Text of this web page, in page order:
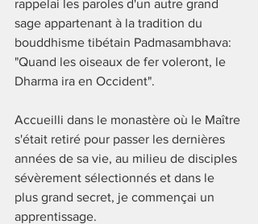
rappelai les paroles d'un autre grand
sage appartenant à la tradition du
bouddhisme tibétain Padmasambhava:
"Quand les oiseaux de fer voleront, le
Dharma ira en Occident".
Accueilli dans le monastère où le Maître
s'était retiré pour passer les dernières
années de sa vie, au milieu de disciples
sévèrement sélectionnés et dans le
plus grand secret, je commençai un
apprentissage.